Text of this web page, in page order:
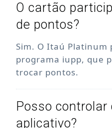
O cartão
de pontos?
Sim. O Itaú Platinum
programa iupp, que
trocar pontos.
Posso
aplicativo?